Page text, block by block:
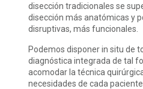
disección tradicionales se
disección más anatómicas y
disruptivas, más funcionales.
Podemos disponer in situ de
diagnóstica integrada de tal
acomodar la técnica
necesidades de cada